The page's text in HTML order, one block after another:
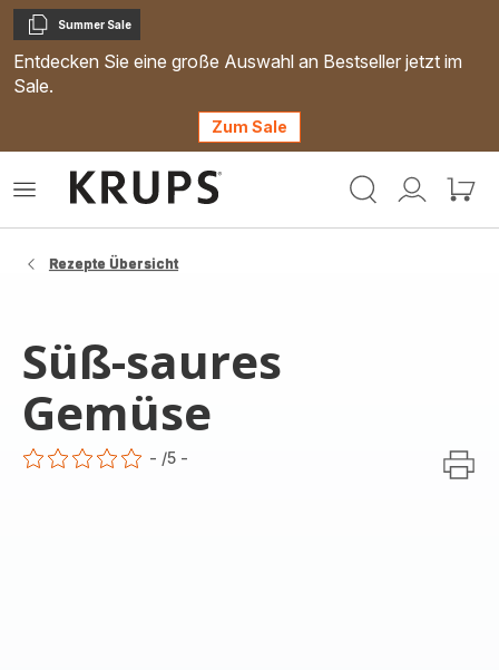
Kopieren
Summer Sale
Entdecken Sie eine große Auswahl an Bestseller jetzt im
Sale.
Zum Sale
Mein
Mein
Das
Rezepte Übersicht
Süß-saures
Gemüse
- /5 -